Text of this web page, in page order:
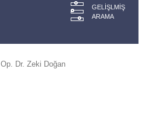
GELIŞLMIŞ
ARAMA
Op. Dr. Zeki Doğan